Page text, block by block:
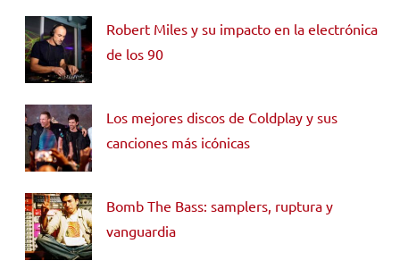
Robert Miles y su impacto en la electrónica
de los 90
Los mejores discos de Coldplay y sus
canciones más icónicas
Bomb The Bass: samplers, ruptura y
vanguardia